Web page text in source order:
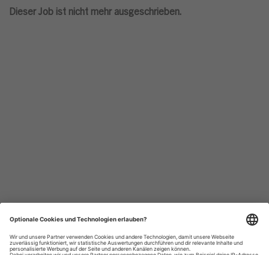
Dieser Job ist nicht mehr ausgeschrieben.
Datenschutzhinweise